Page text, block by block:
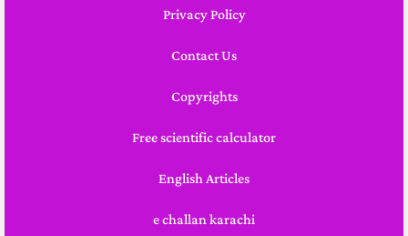
Privacy Policy
Contact Us
Copyrights
Free scientific calculator
English Articles
e challan karachi